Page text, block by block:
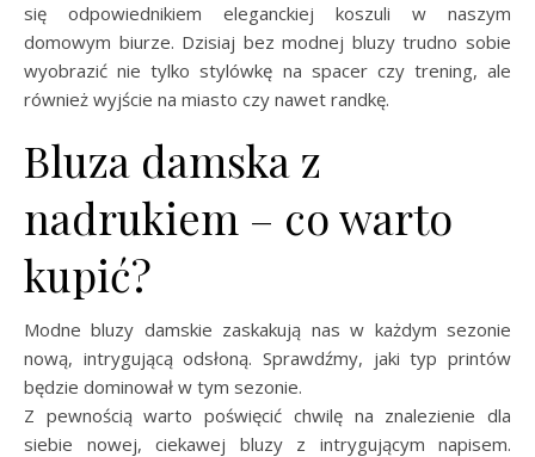
się odpowiednikiem eleganckiej koszuli w naszym
domowym biurze. Dzisiaj bez modnej bluzy trudno sobie
wyobrazić nie tylko stylówkę na spacer czy trening, ale
również wyjście na miasto czy nawet randkę.
Bluza damska z
nadrukiem – co warto
kupić?
Modne bluzy damskie zaskakują nas w każdym sezonie
nową, intrygującą odsłoną. Sprawdźmy, jaki typ printów
będzie dominował w tym sezonie.
Z pewnością warto poświęcić chwilę na znalezienie dla
siebie nowej, ciekawej bluzy z intrygującym napisem.